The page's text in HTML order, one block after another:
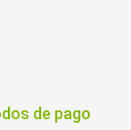
de pago